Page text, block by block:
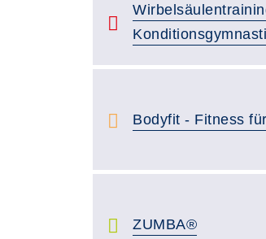
Bodyfit - Fitness
ZUMBA®